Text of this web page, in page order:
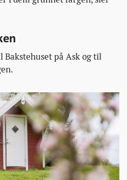
Bakstehuset på Ask og til